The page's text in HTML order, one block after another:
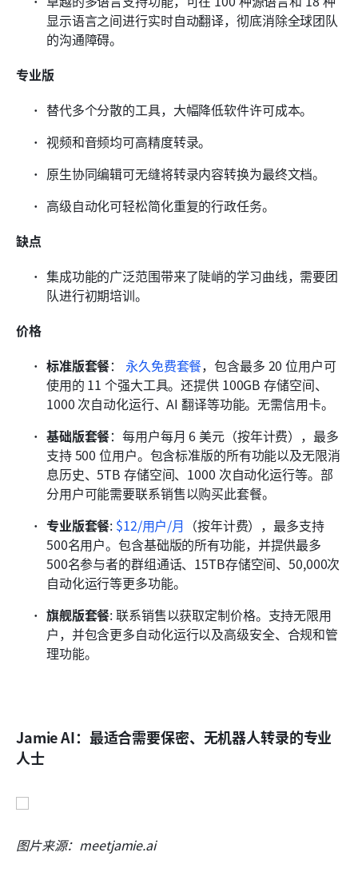
显示语言之间进行实时自动翻译，彻底消除全球团队
的沟通障碍。
专业版
替代多个分散的工具，大幅降低软件许可成本。
视频和音频均可高精度转录。
原生协同编辑可无缝将转录内容转换为最终文档。
高级自动化可轻松简化重复的行政任务。
缺点
集成功能的广泛范围带来了陡峭的学习曲线，需要团
队进行初期培训。
价格
标准版套餐： 永久免费套餐，包含最多 20 位用户可
使用的 11 个强大工具。还提供 100GB 存储空间、
1000 次自动化运行、AI 翻译等功能。无需信用卡。
基础版套餐：每用户每月 6 美元（按年计费），最多
支持 500 位用户。包含标准版的所有功能以及无限消
息历史、5TB 存储空间、1000 次自动化运行等。部
分用户可能需要联系销售以购买此套餐。
专业版套餐: $12/用户/月 （按年计费），最多支持
500名用户。包含基础版的所有功能，并提供最多
500名参与者的群组通话、15TB存储空间、50,000次
自动化运行等更多功能。
旗舰版套餐: 联系销售以获取定制价格。支持无限用
户，并包含更多自动化运行以及高级安全、合规和管
理功能。
Jamie AI：最适合需要保密、无机器人转录的专业
人士
图片来源：meetjamie.ai